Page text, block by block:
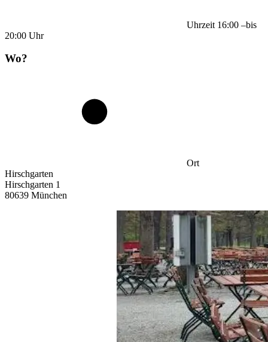
Uhrzeit 16:00 –bis
20:00 Uhr
Wo?
Ort
Hirschgarten
Hirschgarten 1
80639 München